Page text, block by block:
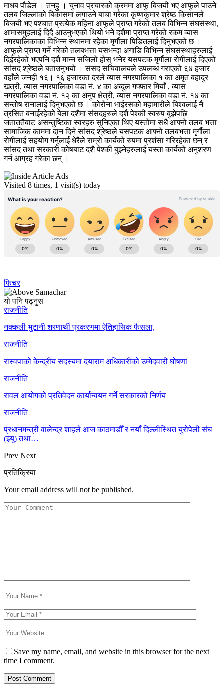
माधब पौडेल । तनहु । चुनाव प्रचारको क्रममा आफु बिजयी भए आफुले पाउने
तलब जिल्लाको बिकासमा लगाउने बाचा गरेका कृष्णकुमार श्रेष्ठ किसानले
बिजयी भए पश्चात प्रत्येक महिना आफुले प्राप्त गरेको तलब विभिन्न संघसंस्था,
आमासमुहलाई दिदै आउनुभएको थियो भने दशैमा प्राप्त गरेको रकम व्यास
नगरपालिकाका विभिन्न स्थानमा रहेका मृर्गौला पिडितलाई दिनुभएको छ ।
आफुले प्राप्त गर्ने गरेको तलबभत्ता यसभन्दा अगाडि विभिन्न संघसंस्थाहरुलाई
दिईरहेको भएपनि दशै मान्न सजिलो होस् भनेर यसपटक मृर्गौला रोगीलाई दिएको
सांसद श्रेष्ठले बताउनुभयो । संसद सचिवालयले उपलब्ध गराएको ६४ हजार
वहाँले जनही १६। १६ हजारका दरले व्यास नगरपालिका १ का अमृत बहादुर
खत्री, व्यास नगरपालिका वडा नं. ४ का अब्दुल गफ्फार मियाँ , व्यास
नगरपालिका वडा नं. १२ का अनुप क्षेत्री, व्यास नगरपालिका वडा नं. १४ का
सन्तोष रानालाई दिनुभएको छ । कोरोना भाईरसको महामारीले बिश्वलाई नै
त्रसित बनाईरहेको बेला दशैमा संसदहरुले दशै पेश्की स्वरुप बुझेपछि
जताततैबाट असन्तुष्टिका स्वरहरु सुनिएका थिए यस्तोमा सधै आफ्नो तलब भत्ता
सामाजिक काममा दान दिने सांसद श्रेष्ठले यसपटक आफ्नो तलबभत्ता मृर्गौला
रोगीलाई सहयोग गर्नुलाई धेरैले राम्रो कार्यको रुपमा प्रशंसा गरिरहेका छन् र
सांसद तथा सरकारी कोषबाट दशै पेश्की बुझ्नेहरुलाई यस्ता कार्यको अनुशरण
गर्न आग्रह गरेका छन् ।
Visited 8 times, 1 visit(s) today
फिचर
यो पनि पढ्नुस
राजनीति
नक्कली भुटानी शरणार्थी प्रकरणमा ऐतिहासिक फैसला,
राजनीति
रास्वपाको केन्द्रीय सदस्यमा दयाराम अधिकारीको उम्मेदवारी घोषणा
राजनीति
रावल आयोगको प्रतिवेदन कार्यान्वयन गर्ने सरकारको निर्णय
राजनीति
प्रधानमन्त्री वालेन्द्र शाहले आज काठमाडौँ र नयाँ दिल्लीस्थित युरोपेली संघ
(इयू) तथा…
Prev Next
प्रतिक्रिया
Your email address will not be published.
Save my name, email, and website in this browser for the next
time I comment.